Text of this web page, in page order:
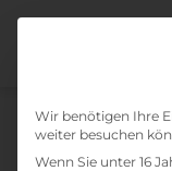
Home»
Familie Niggas
Wir benötigen Ihre
weiter besuchen
Wenn Sie unter 16